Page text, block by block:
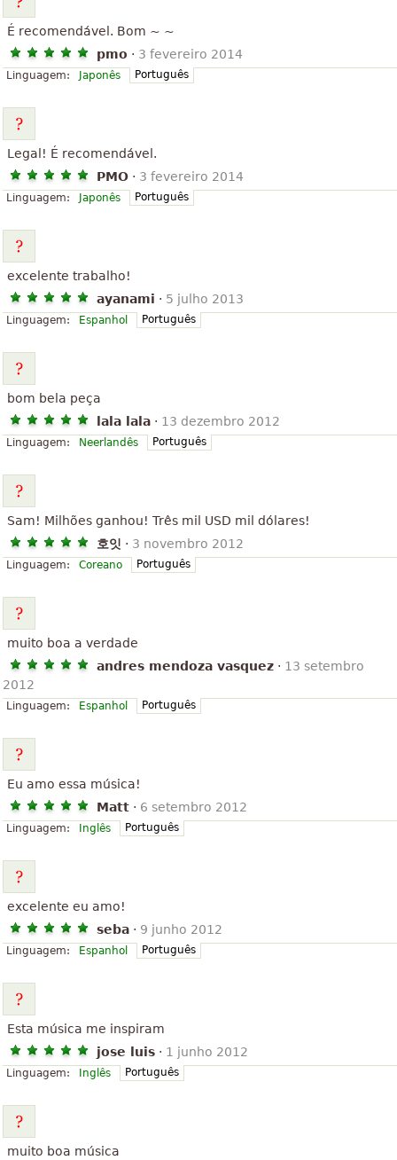
É recomendável. Bom ~ ~
pmo · 3 fevereiro 2014
Linguagem: Japonês Português
Legal! É recomendável.
PMO · 3 fevereiro 2014
Linguagem: Japonês Português
excelente trabalho!
ayanami · 5 julho 2013
Linguagem: Espanhol Português
bom bela peça
lala lala · 13 dezembro 2012
Linguagem: Neerlandês Português
Sam! Milhões ganhou! Três mil USD mil dólares!
호잇 · 3 novembro 2012
Linguagem: Coreano Português
muito boa a verdade
andres mendoza vasquez · 13 setembro
2012
Linguagem: Espanhol Português
Eu amo essa música!
Matt · 6 setembro 2012
Linguagem: Inglês Português
excelente eu amo!
seba · 9 junho 2012
Linguagem: Espanhol Português
Esta música me inspiram
jose luis · 1 junho 2012
Linguagem: Inglês Português
muito boa música